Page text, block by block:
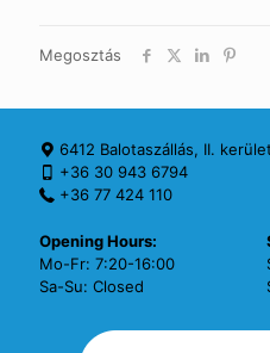
Megosztás
6412 Balotaszállás, II.
+36 30 943 6794
+36 77 424 110
Opening Hours:
Mo-Fr: 7:20-16:00
Sa-Su: Closed